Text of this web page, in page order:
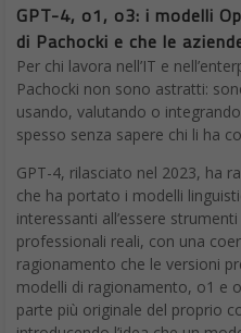
GPT-4, o1, o3: i modelli
di Pachocki e che le
Per chi lavora nell’IT e
Pachocki non sono astratti:
usando, valutando o
spesso senza sapere chi li ha
GPT-4, rilasciato nel 2023, ha
che ha portato i modelli
interessanti all’essere
professionali reali, con una
ragionamento che le versioni
modelli di ragionamento, o1 e
parte più originale del proprio